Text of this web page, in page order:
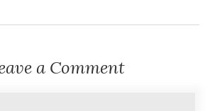
a Comment